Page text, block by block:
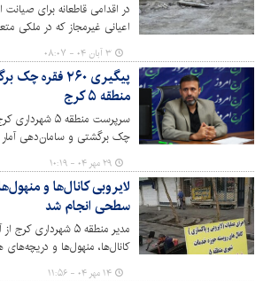
در اقدامی قاطعانه‌ برای
واقع در خیابان المهدی
مأموران یگان حفاظت و با
تخریب شد.
۳ آبان ۰۴ - ۰۸:۰۷
پیگیری ۲۶۰
منطقه ۵ کرج
سال جاری برای وصول
۲۹ مهر ۰۴ - ۱۰:۱۹
لایروبی کانال‌ها و
سطحی انجام شد
مدیر منطقه ۵
کانال‌ها، منهول‌ها و
منطقه خبر داد.
۱۴ مهر ۰۴ - ۱۱:۵۶